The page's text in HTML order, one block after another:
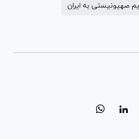
صهیونیستی به ایران